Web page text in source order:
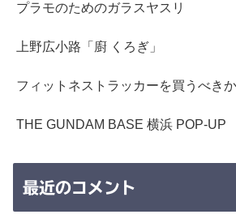
プラモのためのガラスヤスリ
上野広小路「廚 くろぎ」
フィットネストラッカーを買うべきか
THE GUNDAM BASE 横浜 POP-UP
最近のコメント